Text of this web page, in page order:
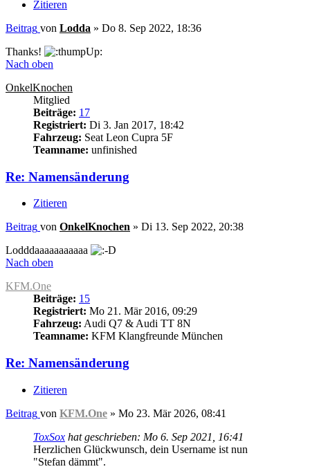
Zitieren
Beitrag von Lodda » Do 8. Sep 2022, 18:36
Thanks!
Nach oben
OnkelKnochen
Mitglied
Beiträge: 17
Registriert: Di 3. Jan 2017, 18:42
Fahrzeug: Seat Leon Cupra 5F
Teamname: unfinished
Re: Namensänderung
Zitieren
Beitrag von OnkelKnochen » Di 13. Sep 2022, 20:38
Lodddaaaaaaaaaaa
Nach oben
KFM.One
Beiträge: 15
Registriert: Mo 21. Mär 2016, 09:29
Fahrzeug: Audi Q7 & Audi TT 8N
Teamname: KFM Klangfreunde München
Re: Namensänderung
Zitieren
Beitrag von KFM.One » Mo 23. Mär 2026, 08:41
ToxSox hat geschrieben: Mo 6. Sep 2021, 16:41
Herzlichen Glückwunsch, dein Username ist nun
"Stefan dämmt".